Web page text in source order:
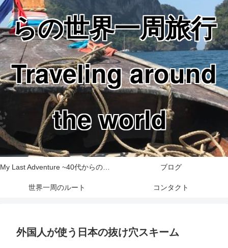
らの世界一周旅行
Traveling around
the world
My Last Adventure ~40代からの世界一周旅行記~ ブログ
世界一周のルート コンタクト
外国人が使う日本の抜け穴スキーム